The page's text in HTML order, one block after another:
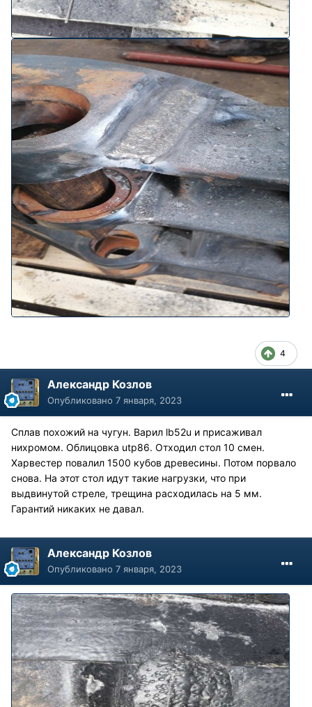
4
Александр Козлов
Опубликовано 7 января, 2023
Сплав похожий на чугун. Варил lb52u и присаживал
нихромом. Облицовка utp86. Отходил стол 10 смен.
Харвестер повалил 1500 кубов древесины. Потом порвало
снова. На этот стол идут такие нагрузки, что при
выдвинутой стреле, трещина расходилась на 5 мм.
Гарантий никаких не давал.
Александр Козлов
Опубликовано 7 января, 2023